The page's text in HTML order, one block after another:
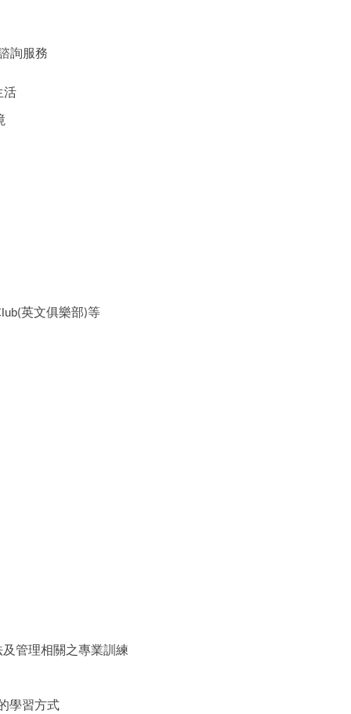
詢服務
活
英文俱樂部)等
管理相關之專業訓練
學習方式